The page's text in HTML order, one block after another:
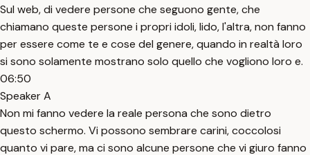
Sul web, di vedere persone che seguono gente, che
chiamano queste persone i propri idoli, lido, l'altra, non fanno
per essere come te e cose del genere, quando in realtà loro
si sono solamente mostrano solo quello che vogliono loro e.
06:50
Speaker A
Non mi fanno vedere la reale persona che sono dietro
questo schermo. Vi possono sembrare carini, coccolosi
quanto vi pare, ma ci sono alcune persone che vi giuro fanno